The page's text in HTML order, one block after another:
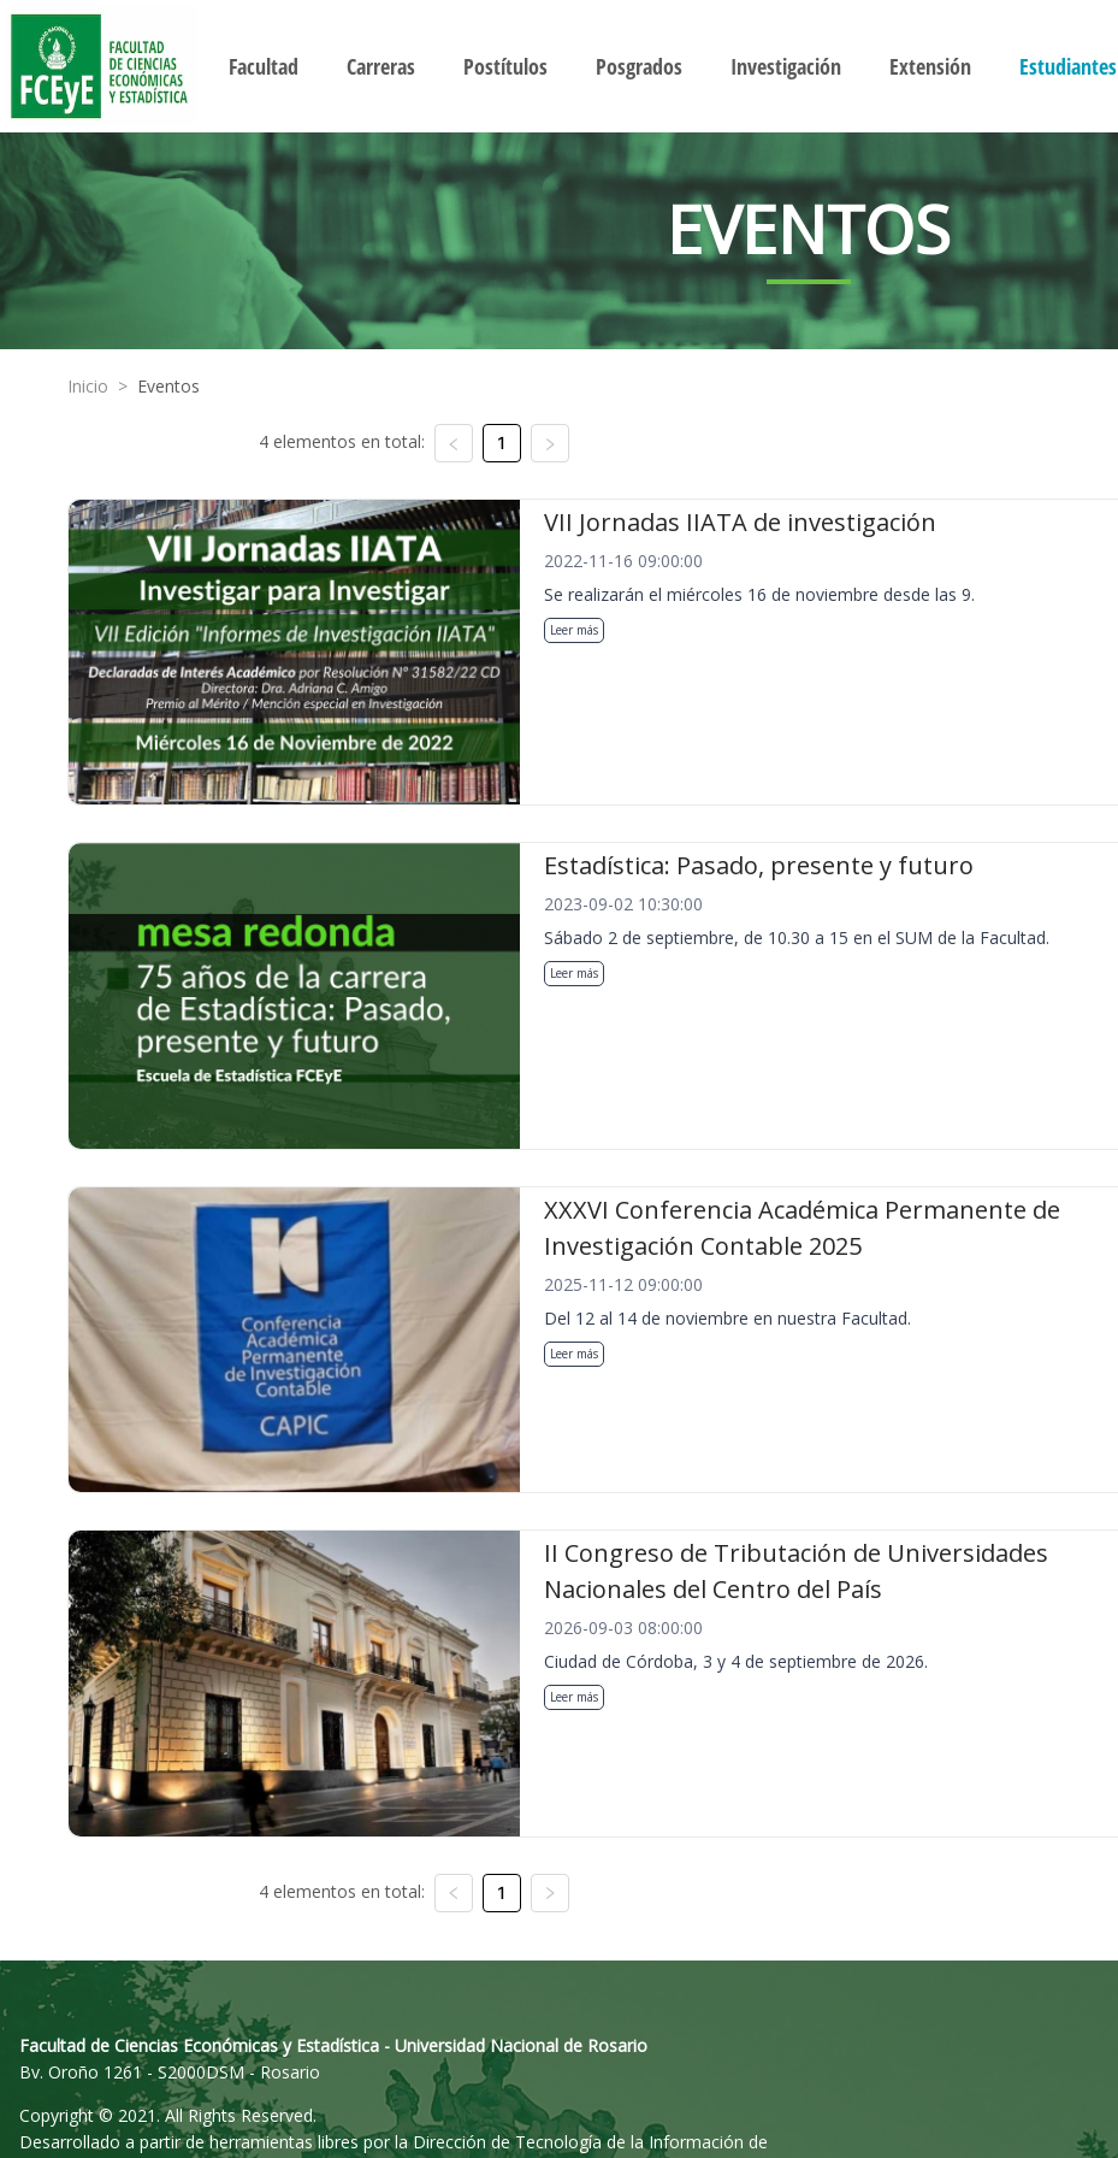
Facultad Carreras Postítulos Posgrados Investigación Extensión Estudiantes
EVENTOS
Inicio > Eventos
4 elementos en total: 1
VII Jornadas IIATA de investigación
2022-11-16 09:00:00
Se realizarán el miércoles 16 de noviembre desde las 9.
Leer más
Estadística: Pasado, presente y futuro
2023-09-02 10:30:00
Sábado 2 de septiembre, de 10.30 a 15 en el SUM de la Facultad.
Leer más
XXXVI Conferencia Académica Permanente de
Investigación Contable 2025
2025-11-12 09:00:00
Del 12 al 14 de noviembre en nuestra Facultad.
Leer más
II Congreso de Tributación de Universidades
Nacionales del Centro del País
2026-09-03 08:00:00
Ciudad de Córdoba, 3 y 4 de septiembre de 2026.
Leer más
4 elementos en total: 1
Facultad de Ciencias Económicas y Estadística - Universidad Nacional de Rosario
Bv. Oroño 1261 - S2000DSM - Rosario
Copyright © 2021. All Rights Reserved.
Desarrollado a partir de herramientas libres por la Dirección de Tecnología de la Información de